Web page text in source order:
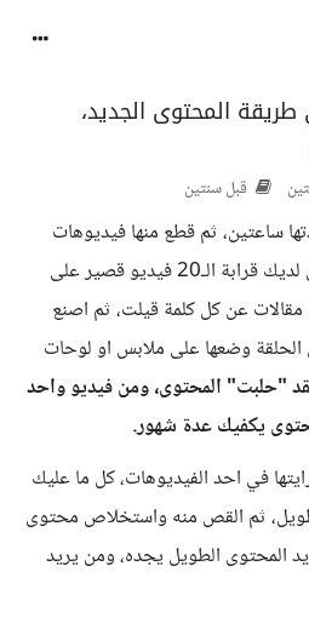
المحتوى الجديد،
قبل سنتين
ساعتين، ثم قطع منها فيديوهات
قصيرة (شورتس)، ليكون لديك قرابة الـ20 فيديو قصير على
عن كل كلمة قيلت، ثم اصنع
الحلقة وضعها على ملابس او لوحات
"حلبت" المحتوى، ومن فيديو واحد
يكفيك عدة شهور.
في احد الفيديوهات، كل ما عليك
ثم القص منه واستخلاص محتوى
المحتوى الطويل يجده، ومن يريد